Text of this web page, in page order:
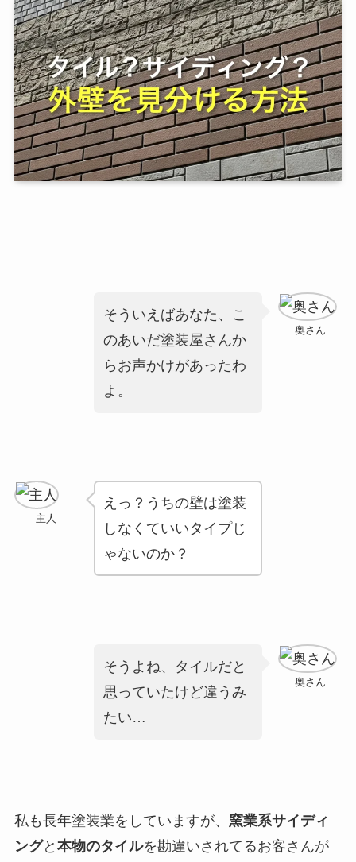
奥さん
そういえばあなた、こ
のあいだ塗装屋さんか
らお声かけがあったわ
よ。
主人
えっ？うちの壁は塗装
しなくていいタイプじ
ゃないのか？
奥さん
そうよね、タイルだと
思っていたけど違うみ
たい…
私も長年塗装業をしていますが、 窯業系サイディ
ングと 本物のタイルを勘違いされてるお客さんが